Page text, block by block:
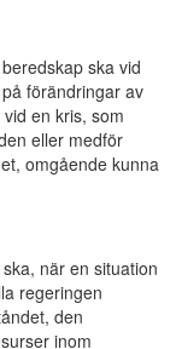
ska vid
förändringar av
en kris, som
eller medför
omgående kunna
ska, när en situation
regeringen
den
inom